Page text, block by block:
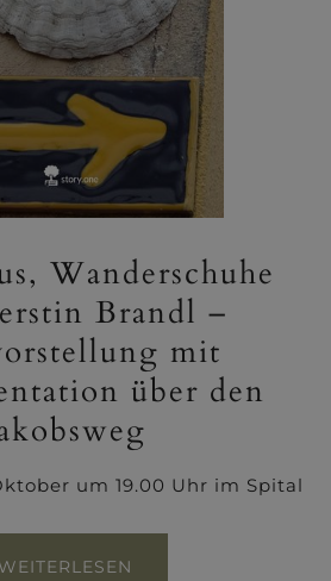
Wanderschuhe
Brandl –
mit
über den
um 19.00 Uhr im Spital
WEITERLESEN